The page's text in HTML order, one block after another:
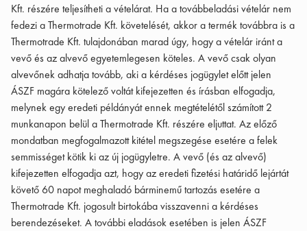
Kft. részére teljesítheti a vételárat. Ha a továbbeladási vételár nem
fedezi a Thermotrade Kft. követelését, akkor a termék továbbra is a
Thermotrade Kft. tulajdonában marad úgy, hogy a vételár iránt a
vevő és az alvevő egyetemlegesen köteles. A vevő csak olyan
alvevőnek adhatja tovább, aki a kérdéses jogügylet előtt jelen
ÁSZF magára kötelező voltát kifejezetten és írásban elfogadja,
melynek egy eredeti példányát ennek megtételétől számított 2
munkanapon belül a Thermotrade Kft. részére eljuttat. Az előző
mondatban megfogalmazott kitétel megszegése esetére a felek
semmisséget kötik ki az új jogügyletre. A vevő (és az alvevő)
kifejezetten elfogadja azt, hogy az eredeti fizetési határidő lejártát
követő 60 napot meghaladó bárminemű tartozás esetére a
Thermotrade Kft. jogosult birtokába visszavenni a kérdéses
berendezéseket. A további eladások esetében is jelen ÁSZF